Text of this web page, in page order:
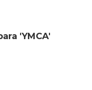
'YMCA'